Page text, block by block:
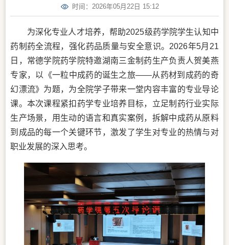
时间：2026年05月22日 15:12
为深化专业人才培养，帮助2025级药学院学生认知中
药制药全流程，强化药品质量与安全意识。2026年5月21
日，常德学院药学院特邀湖南三金制药生产负责人贺美燕
专家，以《一粒中成药的诞生之旅——从药材到成药的奇
幻漂流》为题，为全院学子带来一堂内容丰富的专业导论
课。本次课程紧扣药学专业培养目标，立足制药行业实际
生产场景，用生动的语言和真实案例，拆解中成药从原料
到成品的每一个关键环节，激发了学生对专业的热情与对
职业发展的深入思考。